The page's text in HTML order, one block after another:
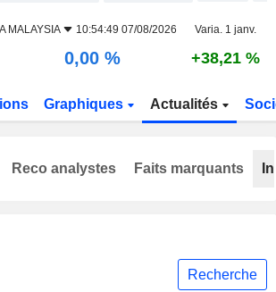
MALAYSIA 10:54:49 07/08/2026 Varia. 1 janv.
0,00 % +38,21 %
Graphiques Actualités
Recherche
Reco analystes Faits marquants